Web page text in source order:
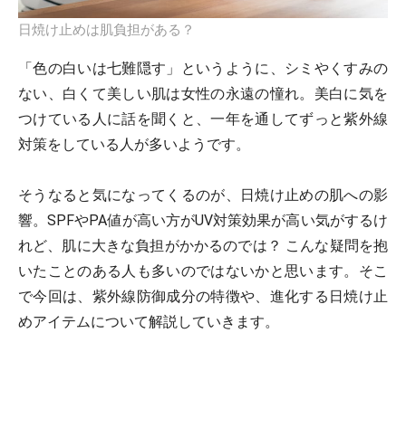
日焼け止めは肌負担がある？
「色の白いは七難隠す」というように、シミやくすみの
ない、白くて美しい肌は女性の永遠の憧れ。美白に気を
つけている人に話を聞くと、一年を通してずっと紫外線
対策をしている人が多いようです。
そうなると気になってくるのが、日焼け止めの肌への影
響。SPFやPA値が高い方がUV対策効果が高い気がするけ
れど、肌に大きな負担がかかるのでは？ こんな疑問を抱
いたことのある人も多いのではないかと思います。そこ
で今回は、紫外線防御成分の特徴や、進化する日焼け止
めアイテムについて解説していきます。